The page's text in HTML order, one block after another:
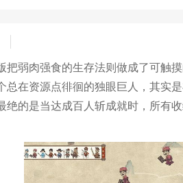
把弱肉强食的生存法则做成了可触
总在资源点徘徊的独眼巨人，其实
绝的是当达成百人斩成就时，所有